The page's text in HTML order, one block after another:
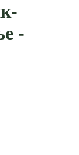
-